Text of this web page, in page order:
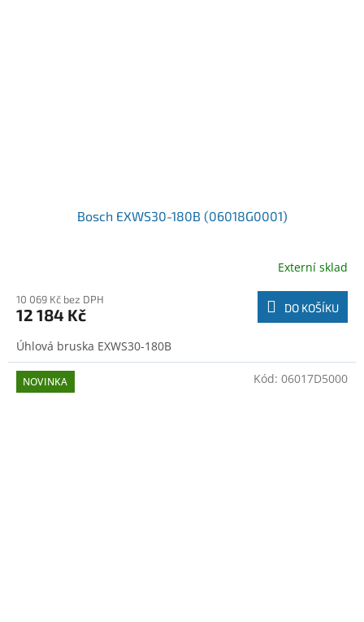
Bosch EXWS30-180B (06018G0001)
Externí sklad
10 069 Kč bez DPH
12 184 Kč DO KOŠÍKU
Úhlová bruska EXWS30-180B
NOVINKA Kód: 06017D5000